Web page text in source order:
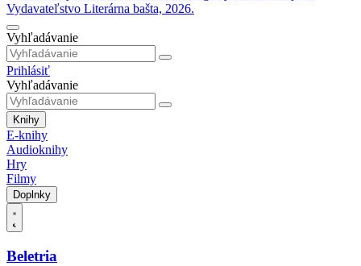
Vyhľadávanie
Prihlásiť
Vyhľadávanie
Knihy
E-knihy
Audioknihy
Hry
Filmy
Doplnky
Beletria